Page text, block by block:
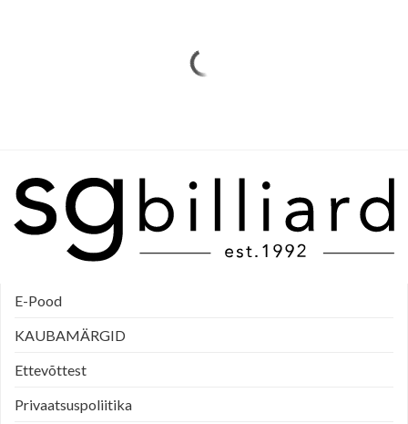
E-Pood
KAUBAMÄRGID
Ettevõttest
Privaatsuspoliitika